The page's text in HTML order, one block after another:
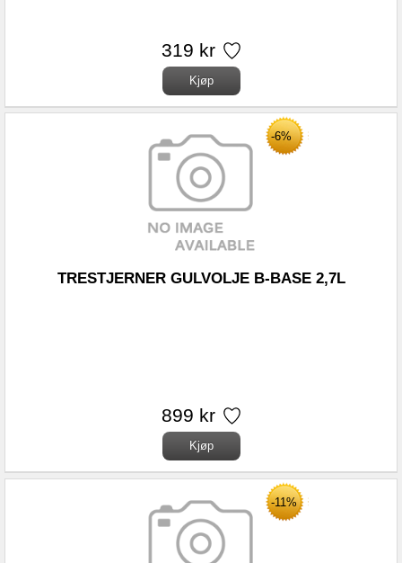
319 kr
-6%
TRESTJERNER GULVOLJE B-BASE 2,7L
899 kr
-11%